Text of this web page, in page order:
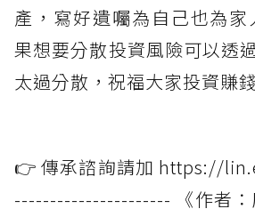
產，寫好遺囑為自己也為
果想要分散投資風險可以透
太過分散，祝福大家投資賺錢
👉 傳承諮詢請加 https://
---------------------- 《作者：